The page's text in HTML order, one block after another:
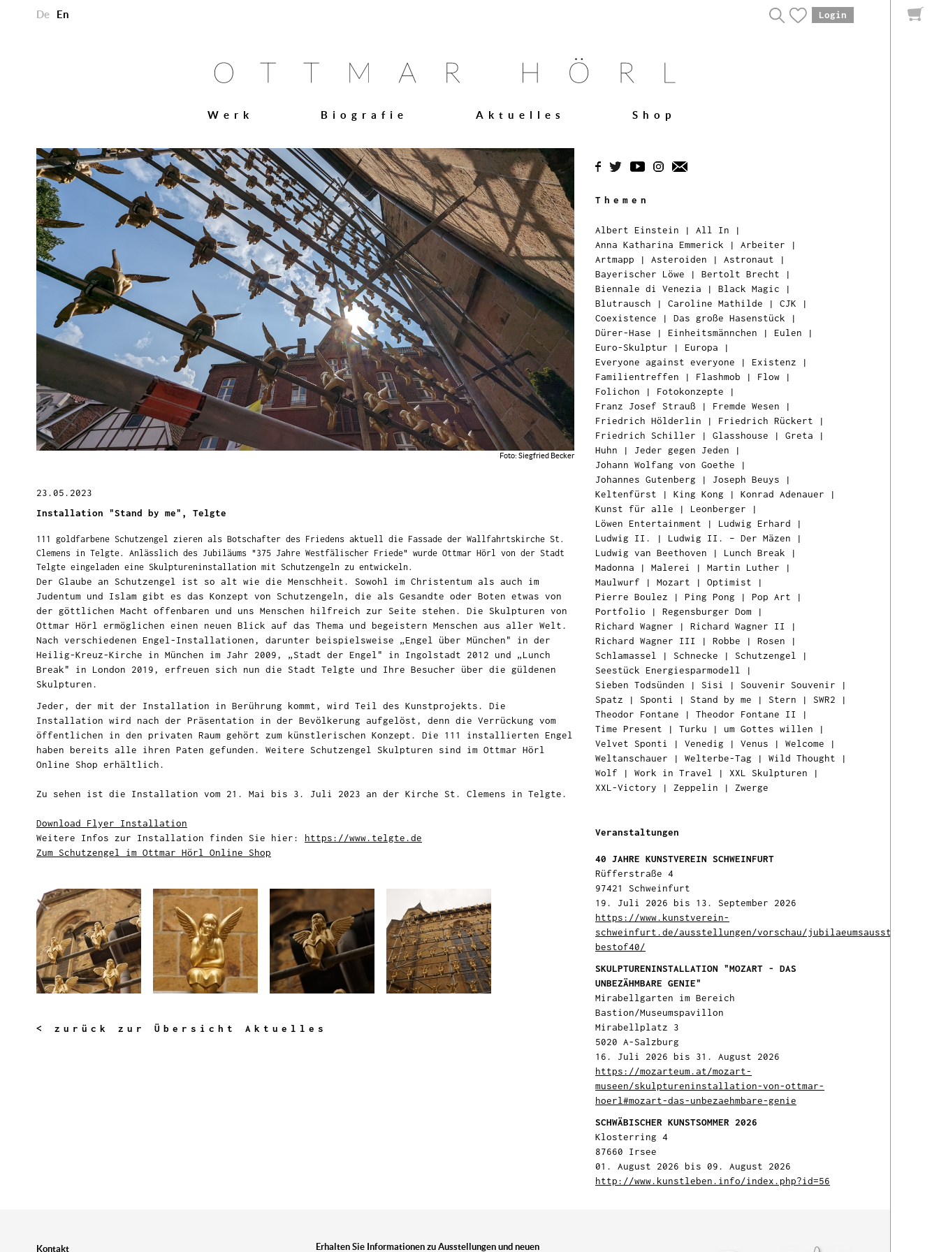
De En Login
Werk Biografie Aktuelles Shop
Foto: Siegfried Becker
23.05.2023
Installation "Stand by me", Telgte
111 goldfarbene Schutzengel zieren als Botschafter des Friedens aktuell die Fassade der Wallfahrtskirche St.
Clemens in Telgte. Anlässlich des Jubiläums "375 Jahre Westfälischer Friede" wurde Ottmar Hörl von der Stadt
Telgte eingeladen eine Skulptureninstallation mit Schutzengeln zu entwickeln.
Der Glaube an Schutzengel ist so alt wie die Menschheit. Sowohl im Christentum als auch im
Judentum und Islam gibt es das Konzept von Schutzengeln, die als Gesandte oder Boten etwas von
der göttlichen Macht offenbaren und uns Menschen hilfreich zur Seite stehen. Die Skulpturen von
Ottmar Hörl ermöglichen einen neuen Blick auf das Thema und begeistern Menschen aus aller Welt.
Nach verschiedenen Engel-Installationen, darunter beispielsweise „Engel über München" in der
Heilig-Kreuz-Kirche in München im Jahr 2009, „Stadt der Engel" in Ingolstadt 2012 und „Lunch
Break" in London 2019, erfreuen sich nun die Stadt Telgte und Ihre Besucher über die güldenen
Skulpturen.
Jeder, der mit der Installation in Berührung kommt, wird Teil des Kunstprojekts. Die
Installation wird nach der Präsentation in der Bevölkerung aufgelöst, denn die Verrückung vom
öffentlichen in den privaten Raum gehört zum künstlerischen Konzept. Die 111 installierten Engel
haben bereits alle ihren Paten gefunden. Weitere Schutzengel Skulpturen sind im Ottmar Hörl
Online Shop erhältlich.
Zu sehen ist die Installation vom 21. Mai bis 3. Juli 2023 an der Kirche St. Clemens in Telgte.
Download Flyer Installation
Weitere Infos zur Installation finden Sie hier: https://www.telgte.de
Zum Schutzengel im Ottmar Hörl Online Shop
< zurück zur Übersicht Aktuelles
Themen
Albert Einstein | All In |
Anna Katharina Emmerick | Arbeiter |
Artmapp | Asteroiden | Astronaut |
Bayerischer Löwe | Bertolt Brecht |
Biennale di Venezia | Black Magic |
Blutrausch | Caroline Mathilde | CJK |
Coexistence | Das große Hasenstück |
Dürer-Hase | Einheitsmännchen | Eulen |
Euro-Skulptur | Europa |
Everyone against everyone | Existenz |
Familientreffen | Flashmob | Flow |
Folichon | Fotokonzepte |
Franz Josef Strauß | Fremde Wesen |
Friedrich Hölderlin | Friedrich Rückert |
Friedrich Schiller | Glasshouse | Greta |
Huhn | Jeder gegen Jeden |
Johann Wolfang von Goethe |
Johannes Gutenberg | Joseph Beuys |
Keltenfürst | King Kong | Konrad Adenauer |
Kunst für alle | Leonberger |
Löwen Entertainment | Ludwig Erhard |
Ludwig II.
| Ludwig II. – Der Mäzen |
Ludwig van Beethoven | Lunch Break |
Madonna | Malerei | Martin Luther |
Maulwurf | Mozart | Optimist |
Pierre Boulez | Ping Pong | Pop Art |
Portfolio | Regensburger Dom |
Richard Wagner | Richard Wagner II
|
Richard Wagner III
| Robbe | Rosen |
Schlamassel
| Schnecke | Schutzengel
|
Seestück Energiesparmodell
|
Sieben Todsünden | Sisi | Souvenir Souvenir |
Spatz | Sponti | Stand by me | Stern | SWR2 |
Theodor Fontane | Theodor Fontane II
|
Time Present | Turku | um Gottes willen |
Velvet Sponti
| Venedig | Venus | Welcome |
Weltanschauer | Welterbe-Tag | Wild Thought |
Wolf | Work in Travel | XXL Skulpturen |
XXL-Victory | Zeppelin | Zwerge
Veranstaltungen
40 JAHRE KUNSTVEREIN SCHWEINFURT
Rüfferstraße 4
97421 Schweinfurt
19. Juli 2026 bis 13. September 2026
https://www.kunstverein-
schweinfurt.de/ausstellungen/vorschau/jubilaeumsausstellung-
bestof40/
SKULPTURENINSTALLATION "MOZART - DAS
UNBEZÄHMBARE GENIE"
Mirabellgarten im Bereich
Bastion/Museumspavillon
Mirabellplatz 3
5020 A-Salzburg
16. Juli 2026 bis 31. August 2026
https://mozarteum.at/mozart-
museen/skulptureninstallation-von-ottmar-
hoerl#mozart-das-unbezaehmbare-genie
SCHWÄBISCHER KUNSTSOMMER 2026
Klosterring 4
87660 Irsee
01. August 2026 bis 09. August 2026
http://www.kunstleben.info/index.php?id=56
Kontakt Erhalten Sie Informationen zu Ausstellungen und neuen